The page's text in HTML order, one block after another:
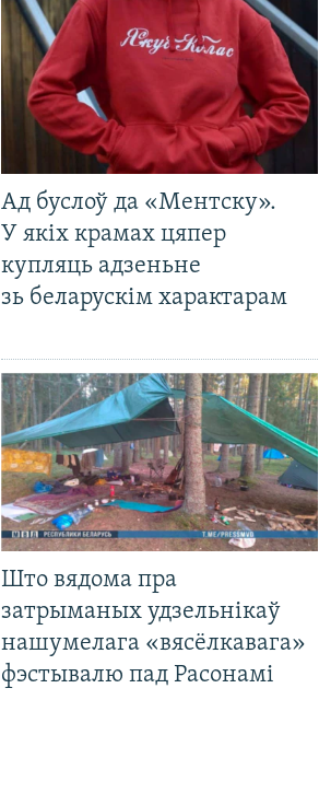
Ад буслоў да «Ментску».
У якіх крамах цяпер
купляць адзеньне
зь беларускім характарам
Што вядома пра
затрыманых удзельнікаў
нашумелага «вясёлкавага»
фэстывалю пад Расонамі